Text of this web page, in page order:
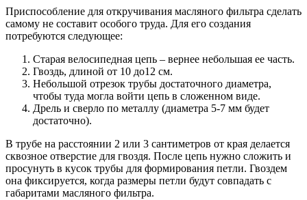
Приспособление для откручивания масляного фильтра сделать
самому не составит особого труда. Для его создания
потребуются следующее:
Старая велосипедная цепь – вернее небольшая ее часть.
Гвоздь, длиной от 10 до12 см.
Небольшой отрезок трубы достаточного диаметра,
чтобы туда могла войти цепь в сложенном виде.
Дрель и сверло по металлу (диаметра 5-7 мм будет
достаточно).
В трубе на расстоянии 2 или 3 сантиметров от края делается
сквозное отверстие для гвоздя. После цепь нужно сложить и
просунуть в кусок трубы для формирования петли. Гвоздем
она фиксируется, когда размеры петли будут совпадать с
габаритами масляного фильтра.